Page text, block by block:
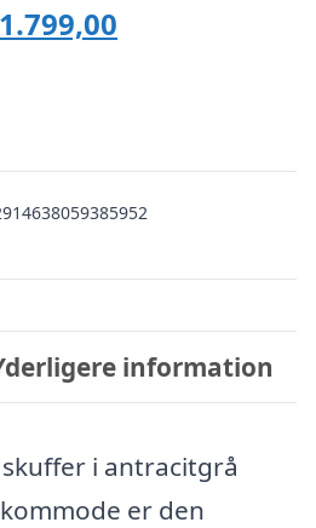
1.799,00
kr. 1.799,00.
information
i antracitgrå
er den